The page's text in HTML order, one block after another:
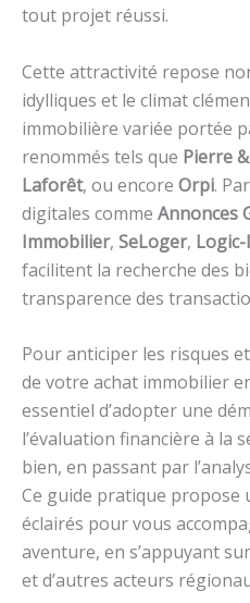
tout projet réussi.
Cette attractivité repose
idylliques et le climat
immobilière variée portée
renommés tels que Pierre
Laforêt, ou encore Orpi.
digitales comme Annonces
Immobilier, SeLoger,
facilitent la recherche des
transparence des
Pour anticiper les risques
de votre achat immobilier
essentiel d’adopter une
l’évaluation financière à la
bien, en passant par
Ce guide pratique propose
éclairés pour vous
aventure, en s’appuyant
et d’autres acteurs